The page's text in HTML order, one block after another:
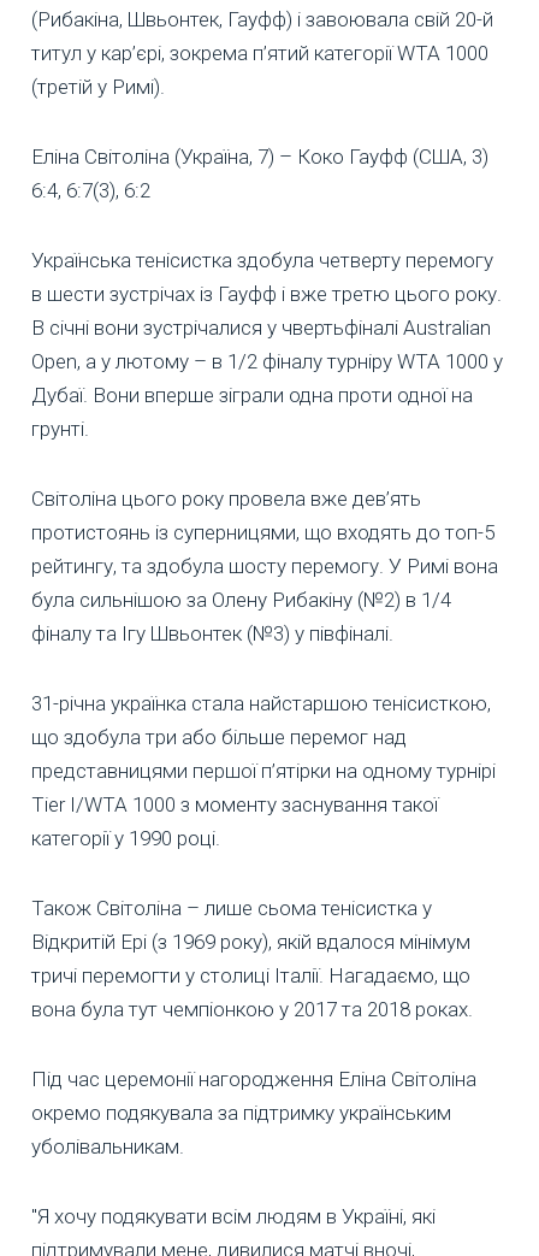
(Рибакіна, Швьонтек, Гауфф) і завоювала свій 20-й
титул у кар’єрі, зокрема п’ятий категорії WTA 1000
(третій у Римі).
Еліна Світоліна (Україна, 7) – Коко Гауфф (США, 3)
6:4, 6:7(3), 6:2
Українська тенісистка здобула четверту перемогу
в шести зустрічах із Гауфф і вже третю цього року.
В січні вони зустрічалися у чвертьфіналі Australian
Open, а у лютому – в 1/2 фіналу турніру WTA 1000 у
Дубаї. Вони вперше зіграли одна проти одної на
грунті.
Світоліна цього року провела вже дев’ять
протистоянь із суперницями, що входять до топ-5
рейтингу, та здобула шосту перемогу. У Римі вона
була сильнішою за Олену Рибакіну (№2) в 1/4
фіналу та Ігу Швьонтек (№3) у півфіналі.
31-річна українка стала найстаршою тенісисткою,
що здобула три або більше перемог над
представницями першої п’ятірки на одному турнірі
Tier I/WTA 1000 з моменту заснування такої
категорії у 1990 році.
Також Світоліна – лише сьома тенісистка у
Відкритій Ері (з 1969 року), якій вдалося мінімум
тричі перемогти у столиці Італії. Нагадаємо, що
вона була тут чемпіонкою у 2017 та 2018 роках.
Під час церемонії нагородження Еліна Світоліна
окремо подякувала за підтримку українським
уболівальникам.
"Я хочу подякувати всім людям в Україні, які
підтримували мене, дивилися матчі вночі,